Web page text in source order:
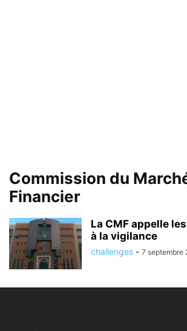
Commission du
Financier
La CMF appelle
à la vigilance
challenges - 7 septembre